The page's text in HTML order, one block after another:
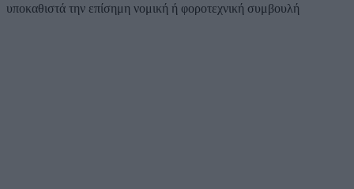
υποκαθιστά την επίσημη νομική ή φοροτεχνική συμβουλή